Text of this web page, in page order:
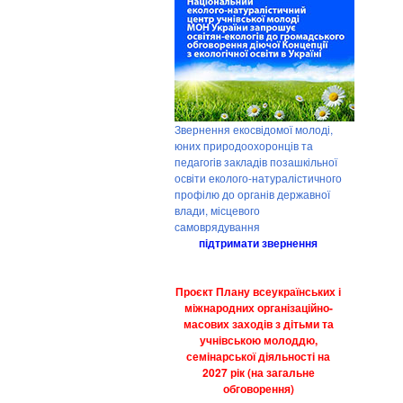
Звернення екосвідомої молоді,
юних природоохоронців та
педагогів закладів позашкільної
освіти еколого-натуралістичного
профілю до органів державної
влади, місцевого
самоврядування
підтримати звернення
Проєкт Плану всеукраїнських і
міжнародних організаційно-
масових заходів з дітьми та
учнівською молоддю,
семінарської діяльності на
2027 рік (на загальне
обговорення)